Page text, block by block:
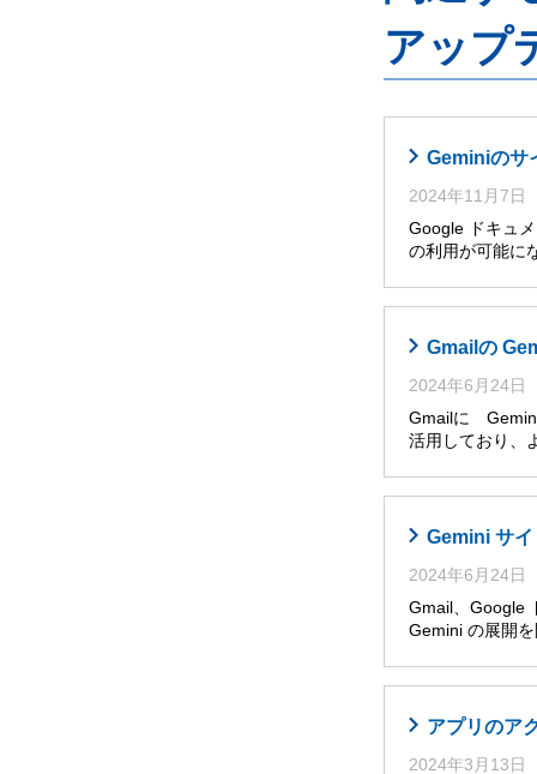
アップ
Geminiのサ
2024年11月7日
Google ドキュ
の利用が可能に
Gmailの
2024年6月24日
Gmailに Gemini
活用しており、
Gemini サ
2024年6月24日
Gmail、Google
Gemini の展開
アプリのア
2024年3月13日